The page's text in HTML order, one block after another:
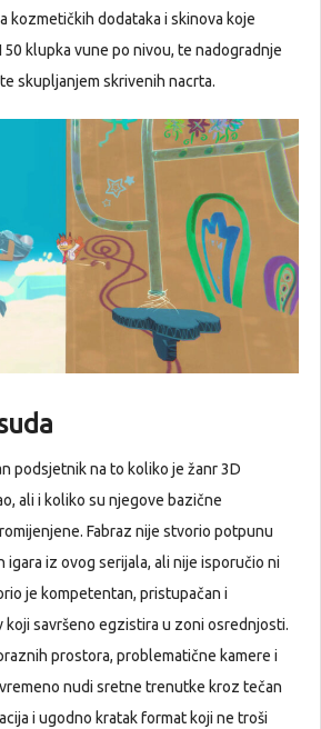
kozmetičkih dodataka i skinova koje
klupka vune po nivou, te nadogradnje
skupljanjem skrivenih nacrta.
podsjetnik na to koliko je žanr 3D
ali i koliko su njegove bazične
Fabraz nije stvorio potpunu
igara iz ovog serijala, ali nije isporučio ni
je kompetentan, pristupačan i
koji savršeno egzistira u zoni osrednjosti.
prostora, problematične kamere i
nudi sretne trenutke kroz tečan
i ugodno kratak format koji ne troši